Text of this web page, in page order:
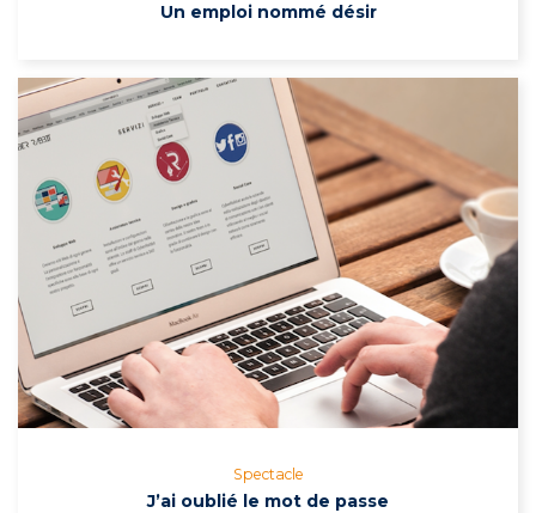
Un emploi nommé désir
Spectacle
J’ai oublié le mot de passe